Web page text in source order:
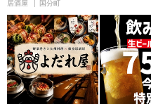
居酒屋 国分町